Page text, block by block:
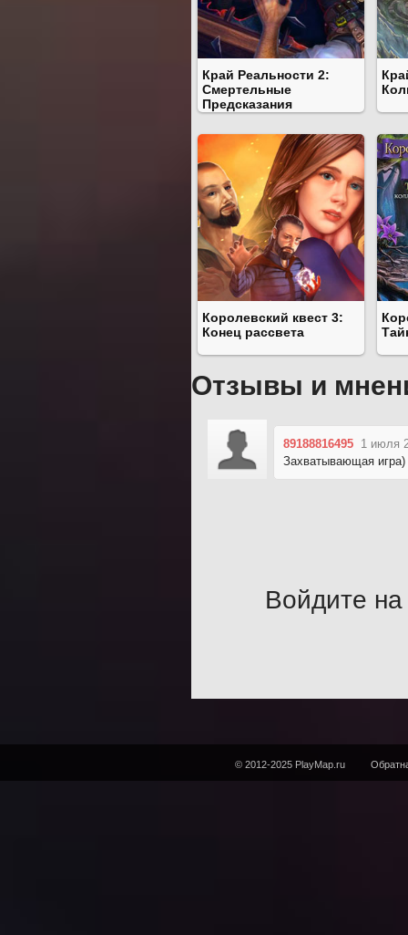
Край Реальности 2:
Смертельные
Предсказания
Королевский квест 3:
Конец рассвета
Отзывы и
89188816495 1 июля
Захватывающая игра)
Войдите на
© 2012-2025 PlayMap.ru